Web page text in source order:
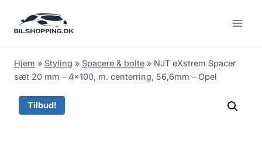
Hjem » Styling » Spacere & bolte » NJT eXstrem Spacer
sæt 20 mm – 4×100, m. centerring, 56,6mm – Opel
Tilbud!